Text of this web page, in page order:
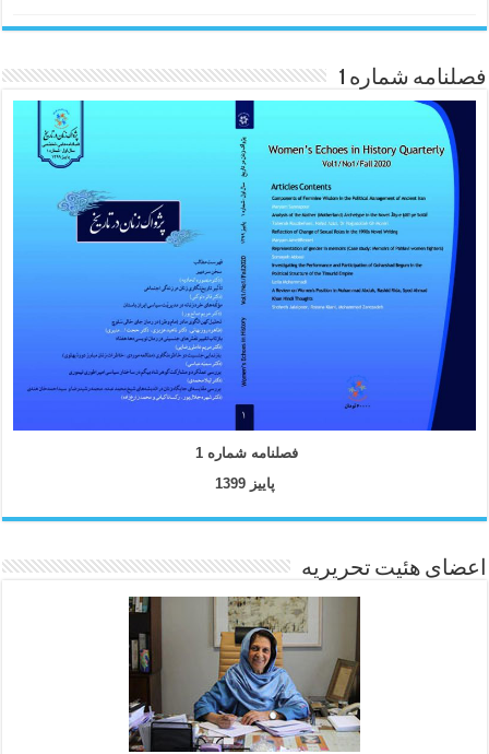
فصلنامه شماره 1
فصلنامه شماره 1
پاییز 1399
اعضای هئیت تحریریه